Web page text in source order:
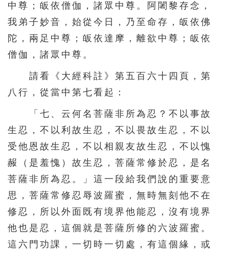
151 152 153 154 155
161 162
166 167 168 169 170
171 172 173
176 177 178 179 180
181 182 183 184 185
186 187 188 189 190
191 192 193 194 195
201 202 203 204 205
206 207 208 209 210
211 212 213 214 215
中尊；皈依僧伽，諸眾中尊。阿闍黎存念，
我弟子妙音，始從今日，乃至命存，皈依佛
陀，兩足中尊；皈依達摩，離欲中尊；皈依
僧伽，諸眾中尊。
請看《大經科註》第五百六十四頁，第
八行，從當中第七看起：
「七、云何名菩薩非所為忍？不以事故
生忍，不以利故生忍，不以畏故生忍，不以
受他恩故生忍，不以相親友故生忍，不以愧
赧（是羞愧）故生忍，菩薩常修於忍，是名
菩薩非所為忍。」這一段給我們說的重要意
思，菩薩常修忍辱波羅蜜，無時無刻他不在
修忍，所以外面既有境界他能忍，沒有境界
他也是忍，這個就是菩薩所修的六波羅蜜。
這六門功課，一切時一切處，有這個緣，或